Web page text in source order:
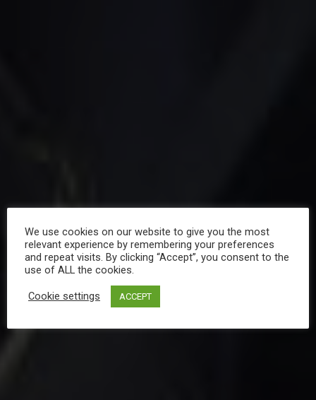
The Greek Night
Reserve your Table
We use cookies on our website to give you the most
relevant experience by remembering your preferences
and repeat visits. By clicking “Accept”, you consent to the
use of ALL the cookies.
Cookie settings ACCEPT